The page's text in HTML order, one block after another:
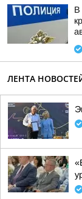
В
ЛЕНТА